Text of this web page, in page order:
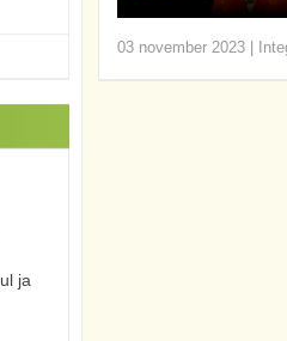
03 november 2023
ja